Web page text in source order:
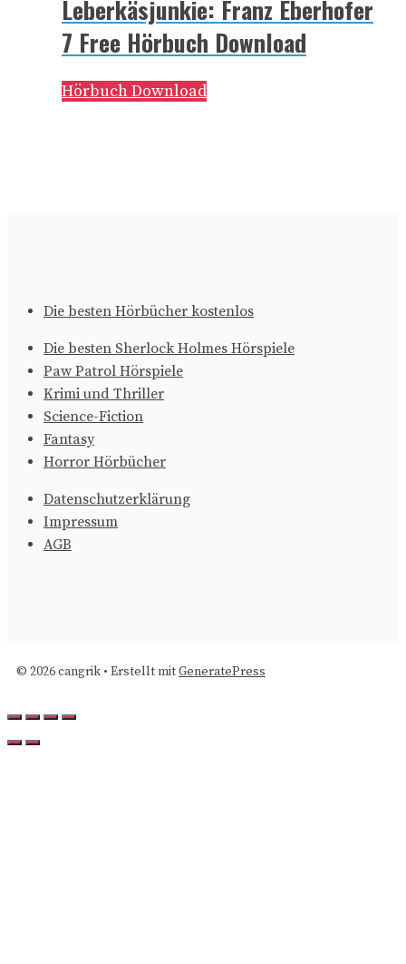
Leberkäsjunkie: Franz Eberhofer
7 Free Hörbuch Download
Hörbuch Download
Die besten Hörbücher kostenlos
Die besten Sherlock Holmes Hörspiele
Paw Patrol Hörspiele
Krimi und Thriller
Science-Fiction
Fantasy
Horror Hörbücher
Datenschutzerklärung
Impressum
AGB
© 2026 cangrik • Erstellt mitGeneratePress